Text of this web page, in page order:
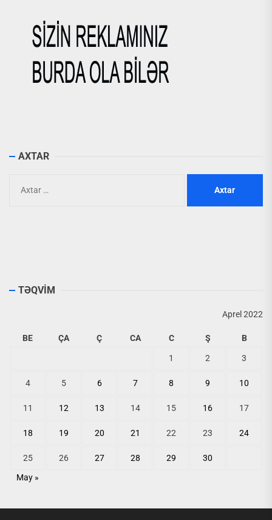
AXTAR
TƏQVİM
Aprel 2022
BE ÇA Ç CA C Ş B
1 2 3
4 5 6 7 8 9 10
11 12 13 14 15 16 17
18 19 20 21 22 23 24
25 26 27 28 29
30
May »